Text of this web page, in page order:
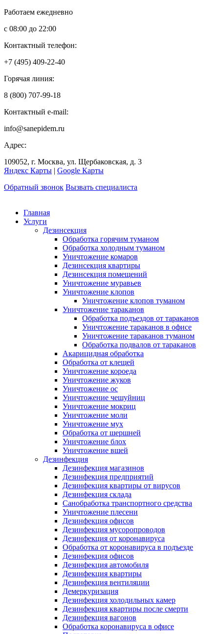
Работаем ежедневно
с 08:00 до 22:00
Контактный телефон:
+7 (495) 409-22-40
Горячая линия:
8 (800) 707-99-18
Контактный e-mail:
info@sanepidem.ru
Адрес:
109052, г. Москва, ул. Щербаковская, д. 3
Яндекс Карты | Google Карты
Обратный звонок Вызвать специалиста
Главная
Услуги
Дезинсекция
Обработка горячим туманом
Обработка холодным туманом
Уничтожение комаров
Дезинсекция квартиры
Дезинсекция помещений
Уничтожение муравьев
Уничтожение клопов
Уничтожение клопов туманом
Уничтожение тараканов
Обработка подъездов от тараканов
Уничтожение тараканов в офисе
Уничтожение тараканов туманом
Обработка подвалов от тараканов
Акарицидная обработка
Обработка от клещей
Уничтожение короеда
Уничтожение жуков
Уничтожение ос
Уничтожение чешуйниц
Уничтожение мокриц
Уничтожение моли
Уничтожение мух
Обработка от шершней
Уничтожение блох
Уничтожение вшей
Дезинфекция
Дезинфекция магазинов
Дезинфекция предприятий
Дезинфекция квартиры от вирусов
Дезинфекция склада
Санобработка транспортного средства
Уничтожение плесени
Дезинфекция офисов
Дезинфекция мусоропроводов
Дезинфекция от коронавируса
Обработка от коронавируса в подъезде
Дезинфекция офисов
Дезинфекция автомобиля
Дезинфекция квартиры
Дезинфекция вентиляции
Демеркуризация
Дезинфекция холодильных камер
Дезинфекция квартиры после смерти
Дезинфекция вагонов
Обработка коронавируса в офисе